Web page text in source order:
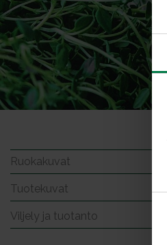
S
o
Ruokakuvat
Tuotekuvat
Viljely ja tuotanto